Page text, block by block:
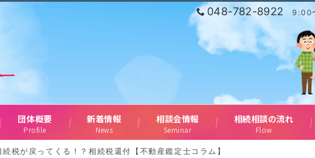
048-782-8922 9:00
団体概要
Profile
新着情報
News
相談会情報
Seminar
相続相談の流れ
Flow
続税が戻ってくる！？相続税還付【不動産鑑定士コラム】